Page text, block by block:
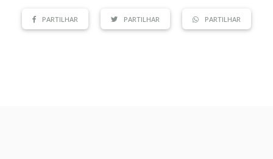
PARTILHAR PARTILHAR PARTILHAR